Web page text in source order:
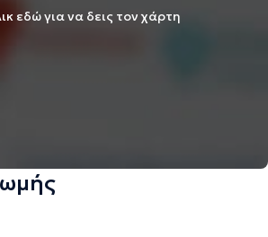
εδώ για να δεις τον χάρτη